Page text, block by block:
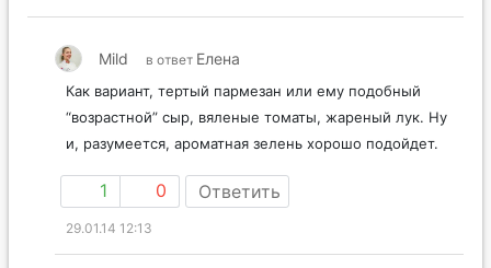
Mild в ответ Елена
Как вариант, тертый пармезан или ему подобный
“возрастной” сыр, вяленые томаты, жареный лук. Ну
и, разумеется, ароматная зелень хорошо подойдет.
1 0 Ответить
29.01.14 12:13